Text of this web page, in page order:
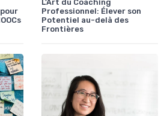
L'Art du Coaching
Professionnel: Élever son
Potentiel au-delà des
Frontières